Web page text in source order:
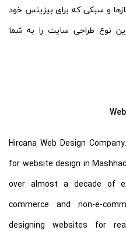
و سبکی که برای بیزینس خود
نوع طراحی سایت را به شما
Hircana Web Design
for website design in
over almost a decade of
commerce and non-e-
designing websites for